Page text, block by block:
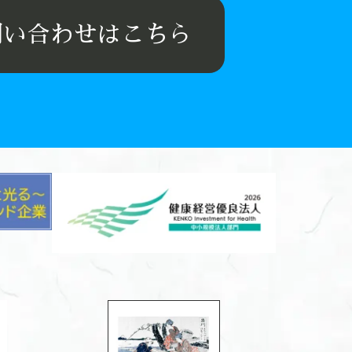
合わせはこちら